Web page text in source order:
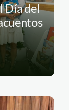
Día del